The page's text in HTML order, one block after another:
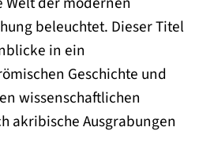
beleuchtet. Dieser Titel
in ein
Geschichte und
wissenschaftlichen
akribische Ausgrabungen